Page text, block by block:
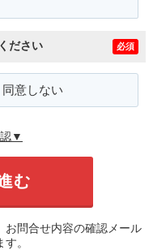
ださい 必須
同意しない
▼
問合せ内容の確認メール
。